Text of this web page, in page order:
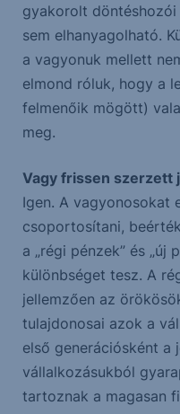
gyakorolt döntéshozói
sem elhanyagolható.
a vagyonuk mellett
elmond róluk, hogy a
felmenőik mögött)
meg.
Vagy frissen szerzett
Igen. A vagyonosokat
csoportosítani,
a „régi pénzek” és „új
különbséget tesz. A
jellemzően az
tulajdonosai azok a
első generációsként a
vállalkozásukból
tartoznak a magasan